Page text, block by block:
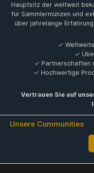
Hauptsitz der weltweit
für Sammlermünzen und
über jahrelange
✓
✓
✓ Partnerschaften
✓ Hochwertige
Vertrauen Sie auf
Unsere Communities